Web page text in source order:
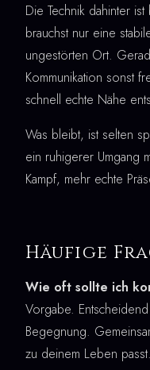
Die Technik dahinter
brauchst nur eine
ungestörten Ort.
Kommunikation sonst
schnell echte Nähe
Was bleibt, ist selten
ein ruhigerer Umgang
Kampf, mehr echte
Häufige
Wie oft sollte ich
Vorgabe.
Begegnung.
zu deinem Leben passt.